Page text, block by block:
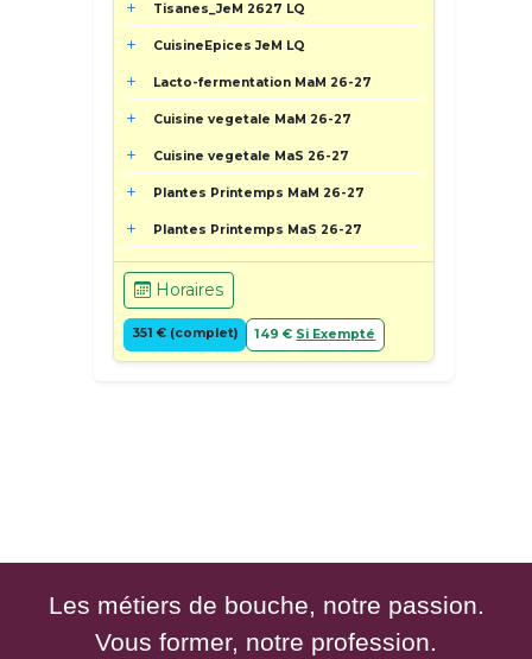
Tisanes_JeM 2627 LQ
CuisineEpices JeM LQ
Lacto-fermentation MaM 26-27
Cuisine vegetale MaM 26-27
Cuisine vegetale MaS 26-27
Plantes Printemps MaM 26-27
Plantes Printemps MaS 26-27
Horaires
351 € (complet) 149 € Si Exempté
Les métiers de bouche, notre passion.
Vous former, notre profession.